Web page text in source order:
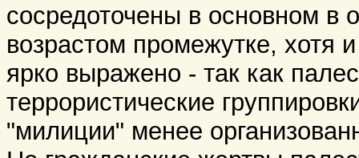
сосредоточены в основном в
возрастом промежутке, хотя
ярко выражено - так как
террористические
"милиции" менее